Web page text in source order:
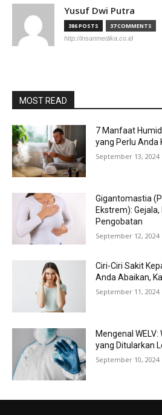
Yusuf Dwi Putra
386 POSTS 37 COMMENTS
http://insanmedika.co.id
MOST READ
7 Manfaat
yang Perlu Anda
September 13, 2024
Gigantomastia
Ekstrem):
Pengobatan
September 12, 2024
Ciri-Ciri Sakit
Anda Abaikan,
September 11, 2024
Mengenal
yang Ditularkan
September 10, 2024